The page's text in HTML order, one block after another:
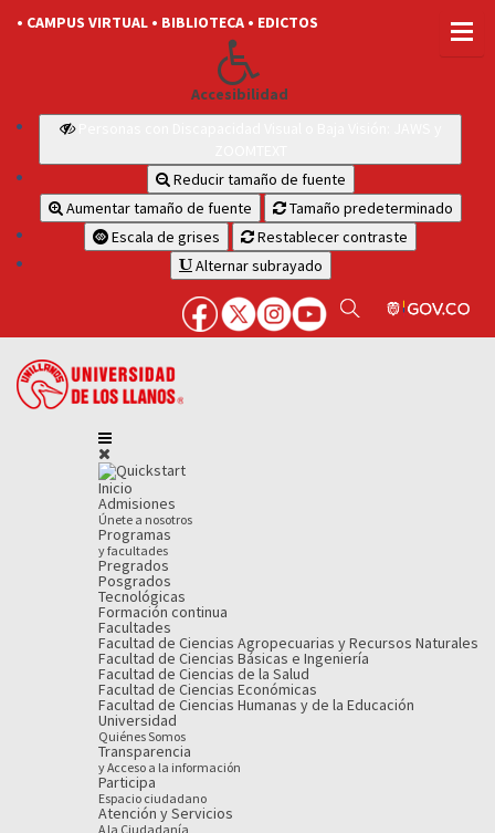
• CAMPUS VIRTUAL • BIBLIOTECA • EDICTOS
Accesibilidad
Reducir tamaño de fuente
Aumentar tamaño de fuente
Tamaño predeterminado
Escala de grises
Restablecer contraste
Alternar subrayado
Inicio
Admisiones
Únete a nosotros
Programas
y facultades
Pregrados
Posgrados
Tecnológicas
Formación continua
Facultades
Facultad de Ciencias Agropecuarias y Recursos Naturales
Facultad de Ciencias Básicas e Ingeniería
Facultad de Ciencias de la Salud
Facultad de Ciencias Económicas
Facultad de Ciencias Humanas y de la Educación
Universidad
Quiénes Somos
Transparencia
y Acceso a la información
Participa
Espacio ciudadano
Atención y Servicios
A la Ciudadanía